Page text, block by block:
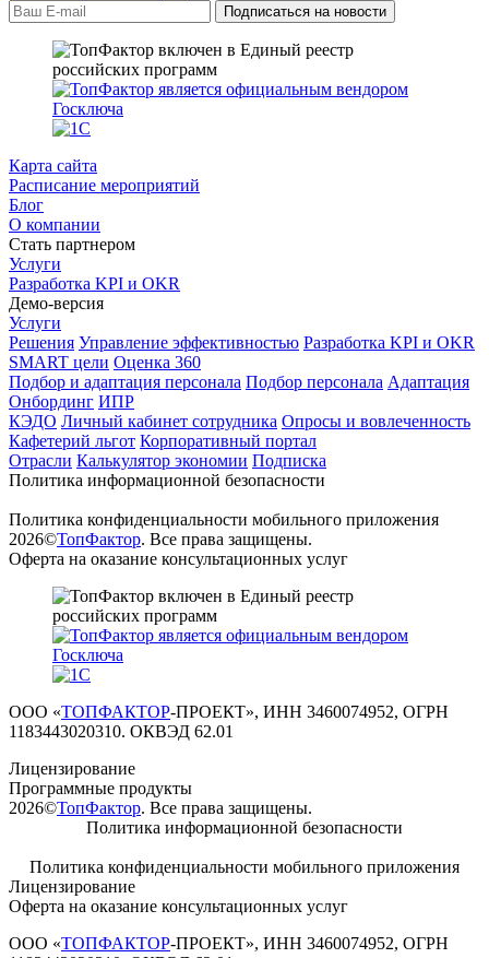
Карта сайта
Расписание мероприятий
Блог
О компании
Стать партнером
Услуги
Разработка KPI и OKR
Демо-версия
Услуги
Решения Управление эффективностью Разработка KPI и OKR
SMART цели Оценка 360
Подбор и адаптация персонала Подбор персонала Адаптация
Онбординг ИПР
КЭДО Личный кабинет сотрудника Опросы и вовлеченность
Кафетерий льгот Корпоративный портал
Отрасли Калькулятор экономии Подписка
Политика информационной безопасности
Политика конфиденциальности мобильного приложения
2026©ТопФактор. Все права защищены.
Оферта на оказание консультационных услуг
ООО «ТОПФАКТОР-ПРОЕКТ», ИНН 3460074952, ОГРН
1183443020310. ОКВЭД 62.01
Лицензирование
Программные продукты
2026©ТопФактор. Все права защищены.
Политика информационной безопасности
Политика конфиденциальности мобильного приложения
Лицензирование
Оферта на оказание консультационных услуг
ООО «ТОПФАКТОР-ПРОЕКТ», ИНН 3460074952, ОГРН